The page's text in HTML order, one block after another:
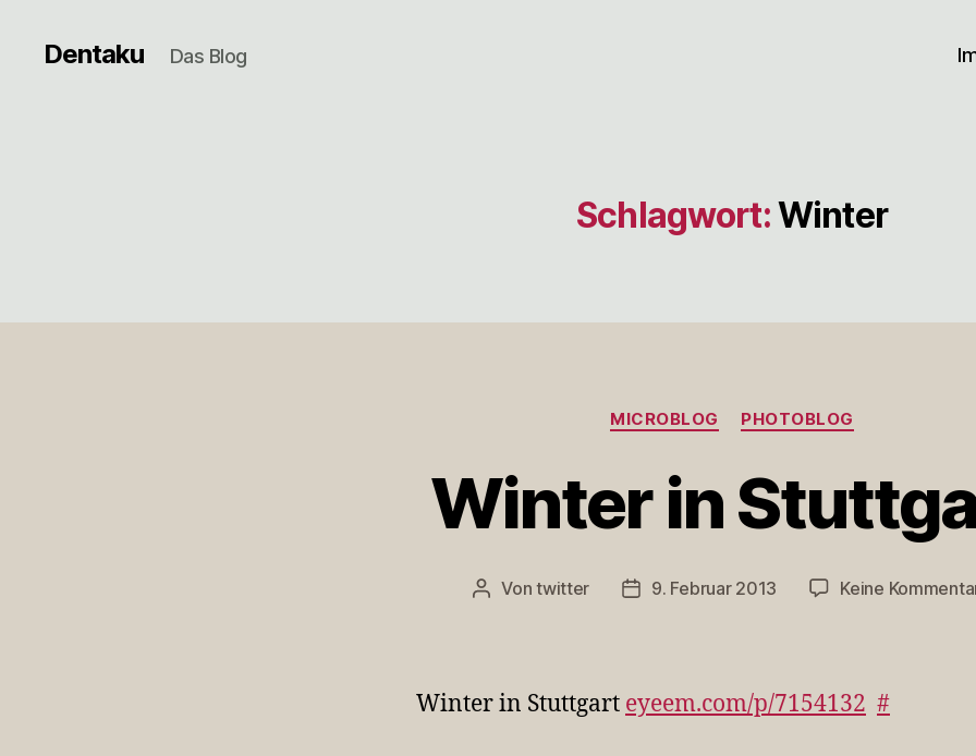
Dentaku Das Blog
Schlagwort:Winter
Kategorien
MICROBLOG PHOTOBLOG
Winter in
Beitragsautor
Vontwitter Veröffentlichungsdatum
9. Februar 2013 Keine
Winter in Stuttgart eyeem.com/p/7154132 #